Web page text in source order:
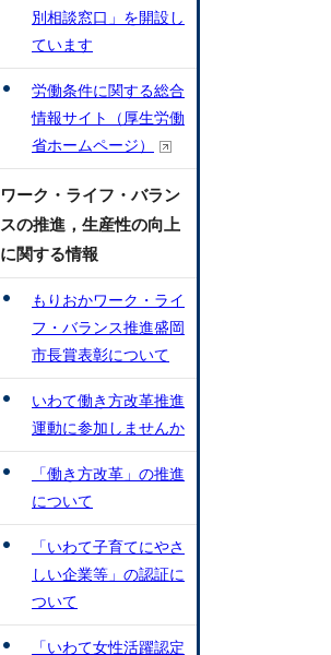
別相談窓口」を開設し
ています
労働条件に関する総合
情報サイト（厚生労働
省ホームページ）
ワーク・ライフ・バラン
スの推進，生産性の向上
に関する情報
もりおかワーク・ライ
フ・バランス推進盛岡
市長賞表彰について
いわて働き方改革推進
運動に参加しませんか
「働き方改革」の推進
について
「いわて子育てにやさ
しい企業等」の認証に
ついて
「いわて女性活躍認定